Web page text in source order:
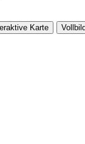
Karte